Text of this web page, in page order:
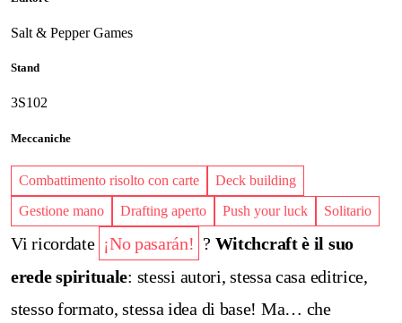
Salt & Pepper Games
Stand
3S102
Meccaniche
Combattimento risolto con carte
Deck building
Gestione mano
Drafting aperto Push your luck Solitario
Vi ricordate ¡No pasarán! ? Witchcraft è il suo
erede spirituale: stessi autori, stessa casa editrice,
stesso formato, stessa idea di base! Ma… che